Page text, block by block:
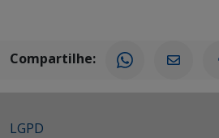
Compartilhe:
LGPD